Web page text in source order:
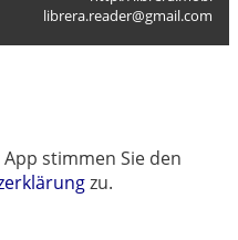
librera.reader@gmail.com
stimmen Sie den
zu.